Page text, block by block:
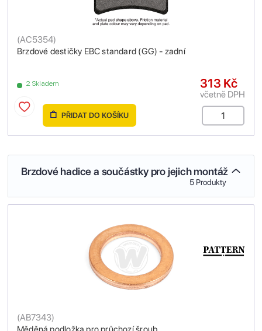
Brzdové destičky EBC standard (GG) - zadní
(AC5354)
2 Skladem 313 Kč
včetně DPH
PŘIDAT DO KOŠÍKU
Brzdové hadice a součástky pro jejich montáž
5 Produkty
(AB7343)